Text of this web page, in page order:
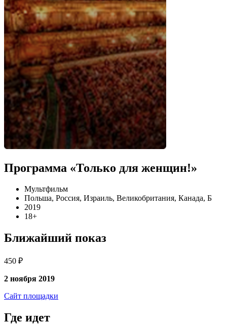
Программа «Только для женщин!»
Мультфильм
Польша, Россия, Израиль, Великобритания, Канада, Б
2019
18+
Ближайший показ
450 ₽
2 ноября 2019
Сайт площадки
Где идет